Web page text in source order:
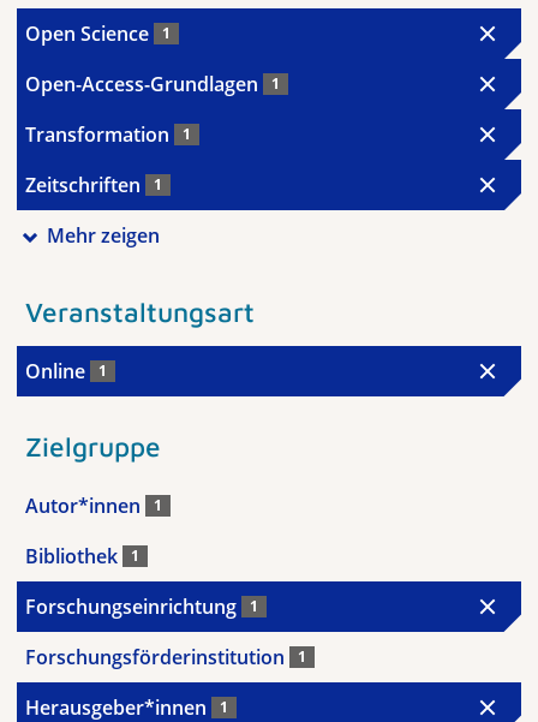
Open Science 1
Open-Access-Grundlagen 1
Transformation 1
Zeitschriften 1
Mehr zeigen
Veranstaltungsart
Online 1
Zielgruppe
Autor*innen 1
Bibliothek 1
Forschungseinrichtung 1
Forschungsförderinstitution 1
Herausgeber*innen 1